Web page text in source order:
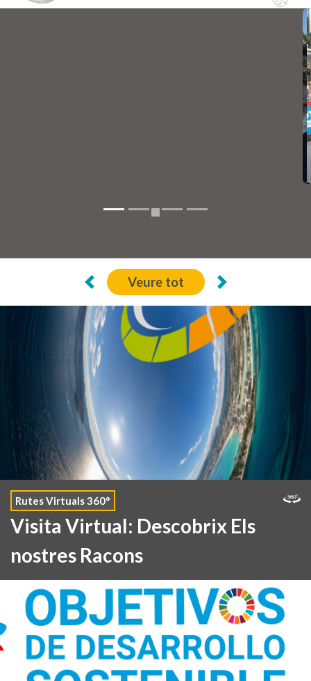
Previous Següent
Veure tot
Rutes Virtuals 360°
Visita Virtual: Descobrix Els
nostres Racons